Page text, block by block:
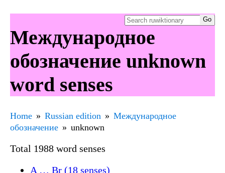
Международное
обозначение unknown
word senses
Home Russian edition
Международное
обозначение
unknown
Total 1988 word senses
A … Br (18 senses)